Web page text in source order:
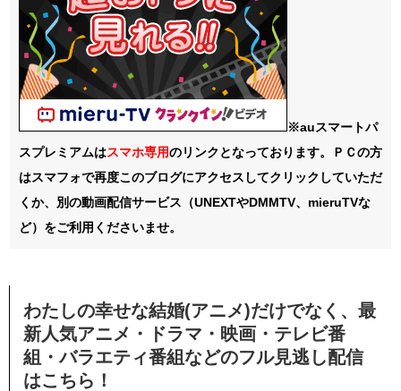
※auスマートパ
スプレミアムはスマホ専用のリンクとなっております。ＰＣの方
はスマフォで再度このブログにアクセスしてクリックしていただ
くか、別の動画配信サービス（UNEXTやDMMTV、mieruTVな
ど）をご利用くださいませ。
わたしの幸せな結婚(アニメ)だけでなく、最
新人気アニメ・ドラマ・映画・テレビ番
組・バラエティ番組などのフル見逃し配信
はこちら！